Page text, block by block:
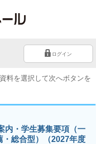
ログイン
料を選択して次へボタンを
内・学生募集要項（一
総合型）（2027年度